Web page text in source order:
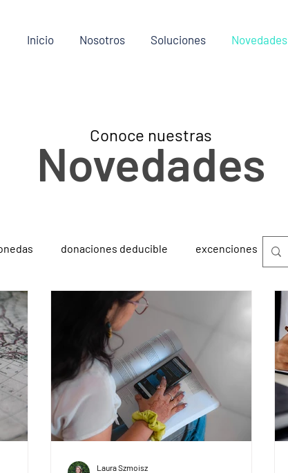
Inicio Nosotros Soluciones Novedades
Conoce nuestras
Novedades
donaciones deducible excenciones
Laura Szmoisz